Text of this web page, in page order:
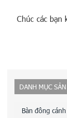
Chúc các bạn
DANH MỤC
Bàn đông